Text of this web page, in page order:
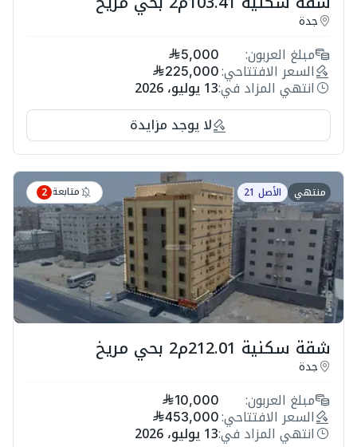
جدة
مبلغ العربون: 5,000
السعر الافتتاحي: 225,000
انتهي المزاد في:13 يوليو، 2026
لا يوجد مزايدة
منتهي الأصل 21 متابعة 2
شقة سكنية 212.01م2 بحي مريخ
جدة
مبلغ العربون: 10,000
السعر الافتتاحي: 453,000
انتهي المزاد في:13 يوليو، 2026